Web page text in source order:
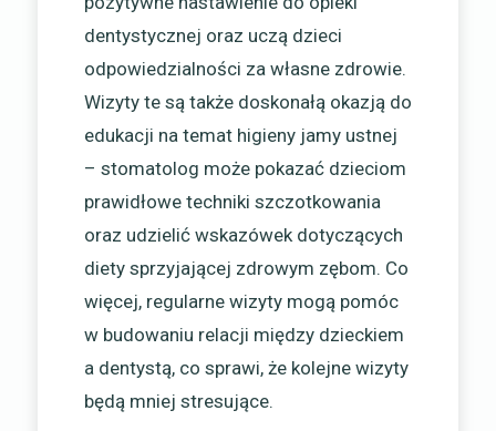
dentystycznej oraz uczą dzieci
odpowiedzialności za własne zdrowie.
Wizyty te są także doskonałą okazją do
edukacji na temat higieny jamy ustnej
– stomatolog może pokazać dzieciom
prawidłowe techniki szczotkowania
oraz udzielić wskazówek dotyczących
diety sprzyjającej zdrowym zębom. Co
więcej, regularne wizyty mogą pomóc
w budowaniu relacji między dzieckiem
a dentystą, co sprawi, że kolejne wizyty
będą mniej stresujące.